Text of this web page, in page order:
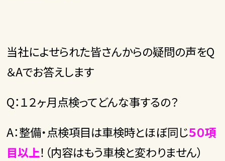
当社によせられた皆さんからの疑問の声をQ
＆Aでお答えします
Q：１２ヶ月点検ってどんな事するの？
A：整備・点検項目は車検時とほぼ同じ５０項
目以上！（内容はもう車検と変わりません）